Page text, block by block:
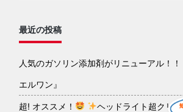
最近の投稿
人気のガソリン添加剤がリニューアル！
エルワン』
超! オススメ！ ヘッドライト超クリ